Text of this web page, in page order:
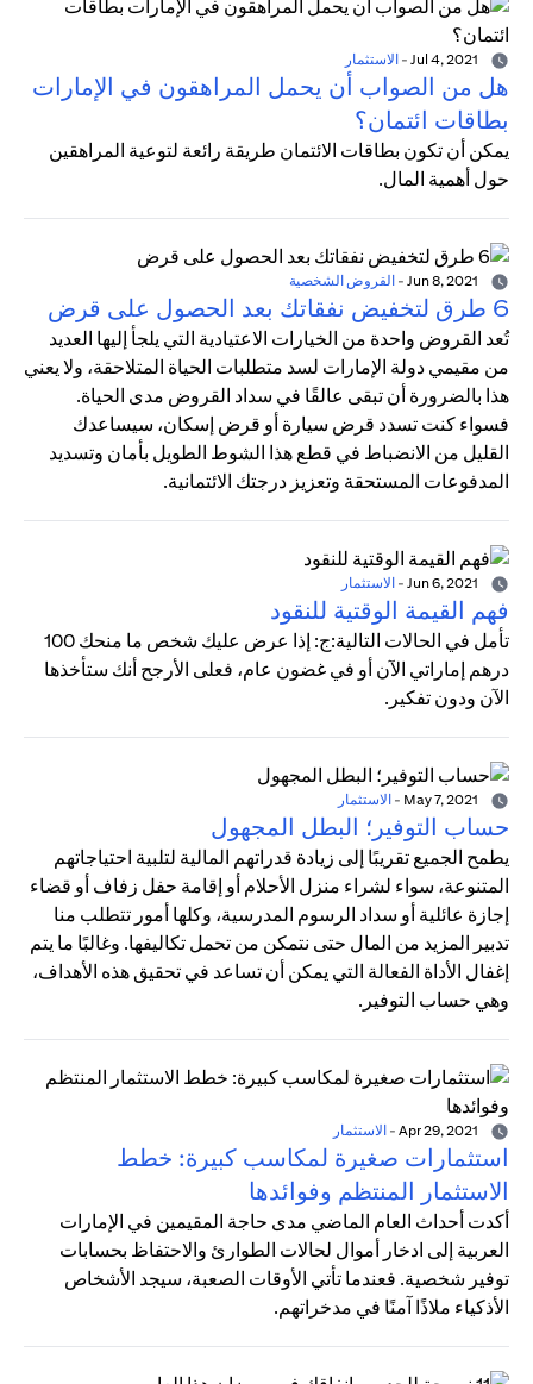
- الاستثمار
هل من الصواب أن يحمل المراهقون في الإمارات
بطاقات ائتمان؟
يمكن أن تكون بطاقات الائتمان طريقة رائعة لتوعية المراهقين
حول أهمية المال.
- القروض الشخصية
6 طرق لتخفيض نفقاتك بعد الحصول على قرض
تُعد القروض واحدة من الخيارات الاعتيادية التي يلجأ إليها العديد
من مقيمي دولة الإمارات لسد متطلبات الحياة المتلاحقة، ولا يعني
هذا بالضرورة أن تبقى عالقًا في سداد القروض مدى الحياة.
فسواء كنت تسدد قرض سيارة أو قرض إسكان، سيساعدك
القليل من الانضباط في قطع هذا الشوط الطويل بأمان وتسديد
المدفوعات المستحقة وتعزيز درجتك الائتمانية.
- الاستثمار
فهم القيمة الوقتية للنقود
تأمل في الحالات التالية:ج: إذا عرض عليك شخص ما منحك 100
درهم إماراتي الآن أو في غضون عام، فعلى الأرجح أنك ستأخذها
الآن ودون تفكير.
- الاستثمار
حساب التوفير؛ البطل المجهول
يطمح الجميع تقريبًا إلى زيادة قدراتهم المالية لتلبية احتياجاتهم
المتنوعة، سواء لشراء منزل الأحلام أو إقامة حفل زفاف أو قضاء
إجازة عائلية أو سداد الرسوم المدرسية، وكلها أمور تتطلب منا
تدبير المزيد من المال حتى نتمكن من تحمل تكاليفها. وغالبًا ما يتم
إغفال الأداة الفعالة التي يمكن أن تساعد في تحقيق هذه الأهداف،
وهي حساب التوفير.
- الاستثمار
استثمارات صغيرة لمكاسب كبيرة: خطط
الاستثمار المنتظم وفوائدها
أكدت أحداث العام الماضي مدى حاجة المقيمين في الإمارات
العربية إلى ادخار أموال لحالات الطوارئ والاحتفاظ بحسابات
توفير شخصية. فعندما تأتي الأوقات الصعبة، سيجد الأشخاص
الأذكياء ملاذًا آمنًا في مدخراتهم.